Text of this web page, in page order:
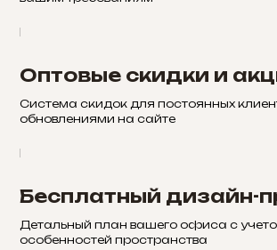
Оптовые скидки и
Система скидок для постоянных
обновлениями на сайте
Бесплатный дизайн-
Детальный план вашего офиса с
особенностей пространства